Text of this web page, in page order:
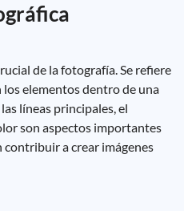
de la fotografía. Se refiere
los elementos dentro de una
líneas principales, el
son aspectos importantes
contribuir a crear imágenes